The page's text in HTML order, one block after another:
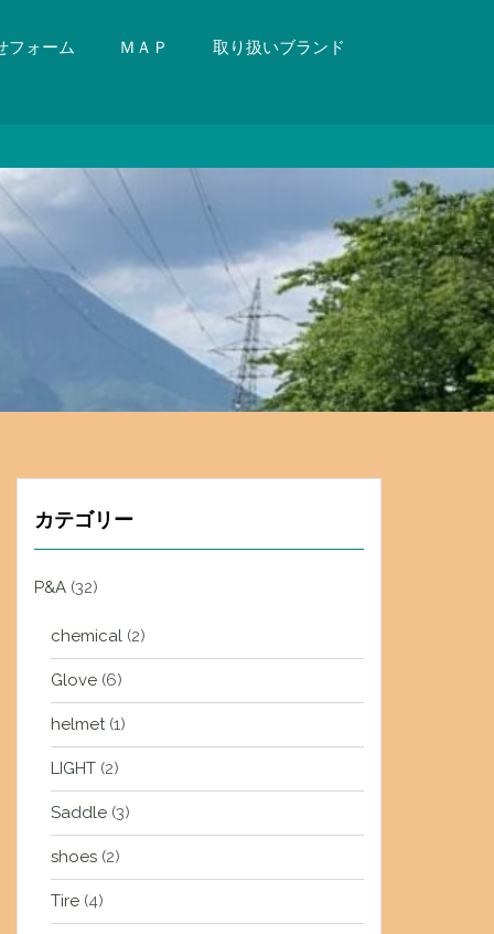
フォーム ＭＡＰ 取り扱いブランド
カテゴリー
P&A (32)
chemical (2)
Glove (6)
helmet(1)
LIGHT (2)
Saddle (3)
shoes (2)
Tire (4)